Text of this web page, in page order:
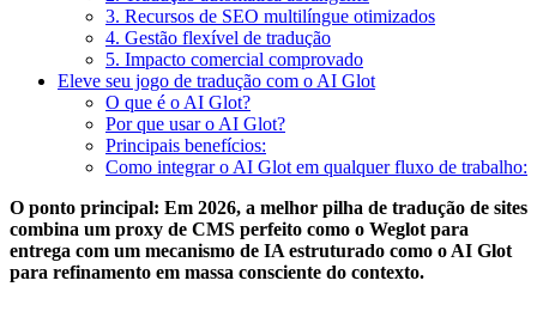
3. Recursos de SEO multilíngue otimizados
4. Gestão flexível de tradução
5. Impacto comercial comprovado
Eleve seu jogo de tradução com o AI Glot
O que é o AI Glot?
Por que usar o AI Glot?
Principais benefícios:
Como integrar o AI Glot em qualquer fluxo de trabalho:
O ponto principal: Em 2026, a melhor pilha de tradução de sites
combina um proxy de CMS perfeito como o Weglot para
entrega com um mecanismo de IA estruturado como o AI Glot
para refinamento em massa consciente do contexto.